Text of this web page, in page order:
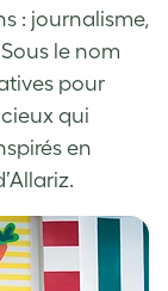
: journalisme,
le nom
pour
qui
en